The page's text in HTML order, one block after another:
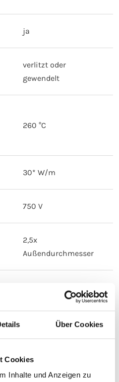
Über Cookies
Cookies
Inhalte und Anzeigen zu
ja
verlitzt oder
gewendelt
260 °C
30* W/m
750 V
2,5x
Außendurchmesser